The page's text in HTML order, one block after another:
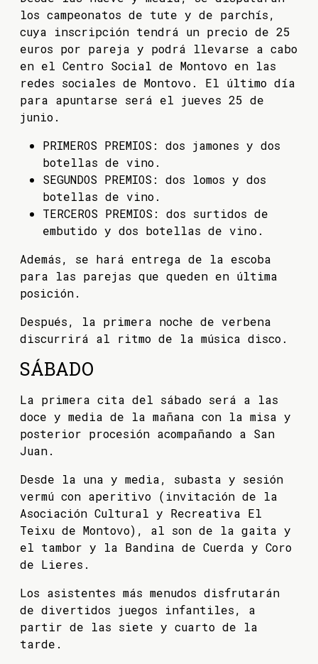
los campeonatos de tute y de parchís,
cuya inscripción tendrá un precio de 25
euros por pareja y podrá llevarse a cabo
en el Centro Social de Montovo en las
redes sociales de Montovo. El último día
para apuntarse será el jueves 25 de
junio.
PRIMEROS PREMIOS: dos jamones y dos
botellas de vino.
SEGUNDOS PREMIOS: dos lomos y dos
botellas de vino.
TERCEROS PREMIOS: dos surtidos de
embutido y dos botellas de vino.
Además, se hará entrega de la escoba
para las parejas que queden en última
posición.
Después, la primera noche de verbena
discurrirá al ritmo de la música disco.
SÁBADO
La primera cita del sábado será a las
doce y media de la mañana con la misa y
posterior procesión acompañando a San
Juan.
Desde la una y media, subasta y sesión
vermú con aperitivo (invitación de la
Asociación Cultural y Recreativa El
Teixu de Montovo), al son de la gaita y
el tambor y la Bandina de Cuerda y Coro
de Lieres.
Los asistentes más menudos disfrutarán
de divertidos juegos infantiles, a
partir de las siete y cuarto de la
tarde.